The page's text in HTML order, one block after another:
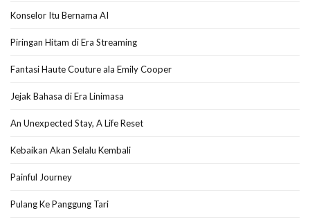
Konselor Itu Bernama AI
Piringan Hitam di Era Streaming
Fantasi Haute Couture ala Emily Cooper
Jejak Bahasa di Era Linimasa
An Unexpected Stay, A Life Reset
Kebaikan Akan Selalu Kembali
Painful Journey
Pulang Ke Panggung Tari